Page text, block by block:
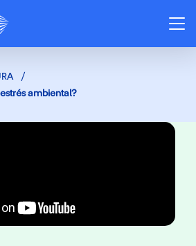
/
ambiental?